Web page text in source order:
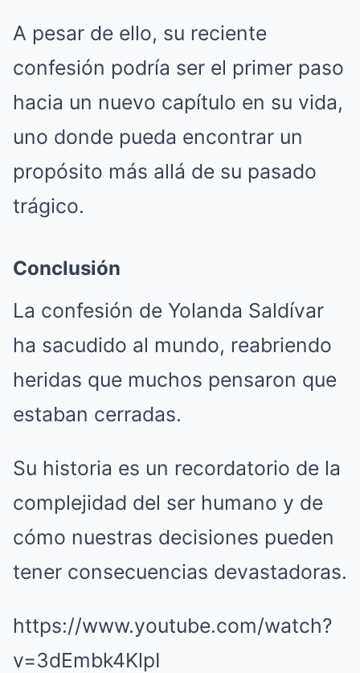
A pesar de ello, su reciente
confesión podría ser el primer paso
hacia un nuevo capítulo en su vida,
uno donde pueda encontrar un
propósito más allá de su pasado
trágico.
Conclusión
La confesión de Yolanda Saldívar
ha sacudido al mundo, reabriendo
heridas que muchos pensaron que
estaban cerradas.
Su historia es un recordatorio de la
complejidad del ser humano y de
cómo nuestras decisiones pueden
tener consecuencias devastadoras.
https://www.youtube.com/watch?
v=3dEmbk4KlpI